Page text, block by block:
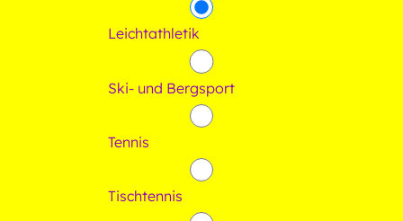
Leichtathletik
Ski- und Bergsport
Tennis
Tischtennis